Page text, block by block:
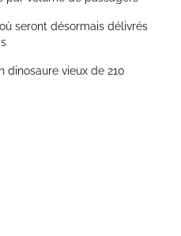
seront désormais délivrés
dinosaure vieux de 210